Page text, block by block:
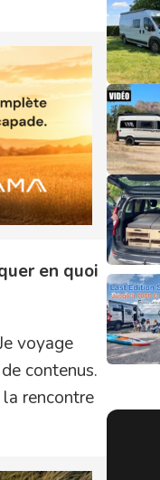
en quoi
voyage
contenus.
rencontre